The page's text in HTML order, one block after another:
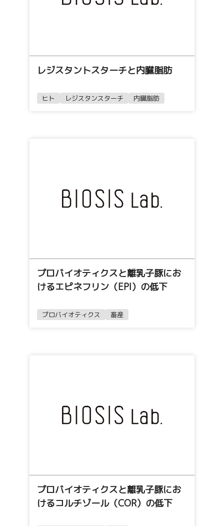
レジスタントスターチと内臓脂肪
ヒト レジスタンスターチ 内臓脂肪
プロバイオティクスと離乳子豚にお
けるエピネフリン（EPI）の低下
プロバイオティクス 畜産
プロバイオティクスと離乳子豚にお
けるコルチゾール（COR）の低下